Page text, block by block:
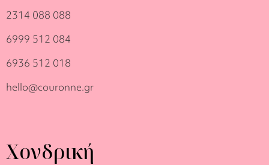
2314 088 088
6999 512 084
6936 512 018
hello@couronne.gr
Χονδρική